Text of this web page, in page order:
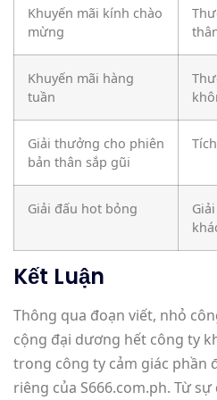
Khuyến mãi kính chào
mừng
Khuyến mãi hàng
tuần
Giải thưởng cho phiên
bản thân sắp gũi
Giải đấu hot bỏng
Kết Luận
Thông qua đoạn viết, nhỏ
cộng đại dương hết công ty
trong công ty cảm giác phần
riêng của S666.com.ph. Từ